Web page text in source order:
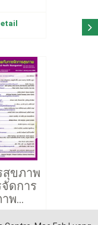
สุขภาพ
ดการ
พ...